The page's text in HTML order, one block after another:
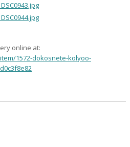
online at:
1572-dokosnete-kolyoo-